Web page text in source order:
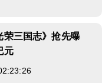
荣三国志》抢先曝
元